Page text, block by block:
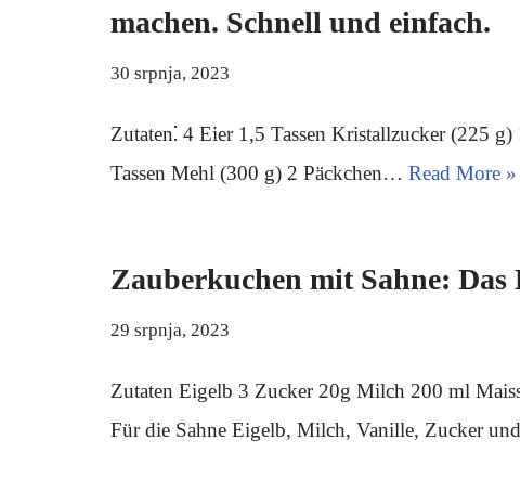
machen. Schnell und einfach.
30 srpnja, 2023
Zutaten⁚ 4 Eier 1,5 Tassen Kristallzucker (225
Tassen Mehl (300 g) 2 Päckchen… Read More »
Zauberkuchen mit Sahne:
29 srpnja, 2023
Zutaten Eigelb 3 Zucker 20g Milch 200 ml
Für die Sahne Eigelb, Milch, Vanille, Zucker